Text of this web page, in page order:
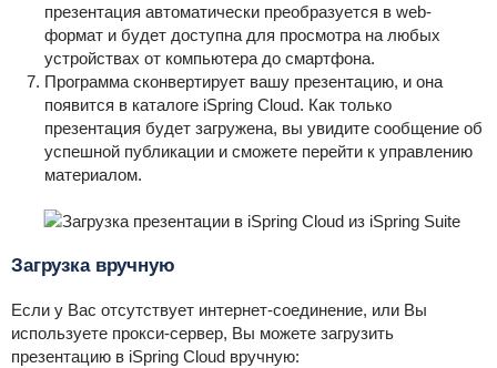
презентация автоматически преобразуется в web-
формат и будет доступна для просмотра на любых
устройствах от компьютера до смартфона.
Программа сконвертирует вашу презентацию, и она
появится в каталоге iSpring Cloud. Как только
презентация будет загружена, вы увидите сообщение об
успешной публикации и сможете перейти к управлению
материалом.
Загрузка вручную
Если у Вас отсутствует интернет-соединение, или Вы
используете прокси-сервер, Вы можете загрузить
презентацию в iSpring Cloud вручную: